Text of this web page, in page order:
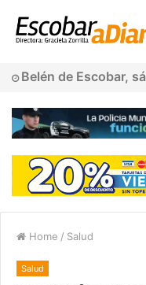
Belén de Escobar,
Home / Salud
Salud